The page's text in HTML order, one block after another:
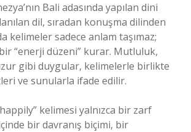
Bali adasında yapılan dini
dil, sıradan konuşma dilinden
kelimeler sadece anlam taşımaz;
“enerji düzeni” kurar. Mutluluk,
gibi duygular, kelimelerle birlikte
ve sunularla ifade edilir.
kelimesi yalnızca bir zarf
bir davranış biçimi, bir